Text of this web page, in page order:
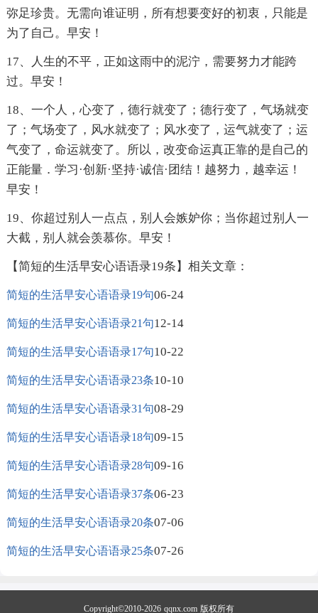
弥足珍贵。无需向谁证明，所有想要变好的初衷，只能是
为了自己。早安！
17、人生的不平，正如这雨中的泥泞，需要努力才能跨
过。早安！
18、一个人，心变了，德行就变了；德行变了，气场就变
了；气场变了，风水就变了；风水变了，运气就变了；运
气变了，命运就变了。所以，改变命运真正靠的是自己的
正能量．学习·创新·坚持·诚信·团结！越努力，越幸运！
早安！
19、你超过别人一点点，别人会嫉妒你；当你超过别人一
大截，别人就会羡慕你。早安！
【简短的生活早安心语语录19条】相关文章：
简短的生活早安心语语录19句06-24
简短的生活早安心语语录21句12-14
简短的生活早安心语语录17句10-22
简短的生活早安心语语录23条10-10
简短的生活早安心语语录31句08-29
简短的生活早安心语语录18句09-15
简短的生活早安心语语录28句09-16
简短的生活早安心语语录37条06-23
简短的生活早安心语语录20条07-06
简短的生活早安心语语录25条07-26
Copyright©2010-2026 qqnx.com 版权所有